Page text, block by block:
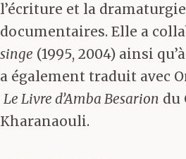
l’écriture et la
documentaires. Elle a
singe (1995, 2004) ainsi qu’à
a également traduit avec
Le Livre d’Amba Besarion du
Kharanaouli.